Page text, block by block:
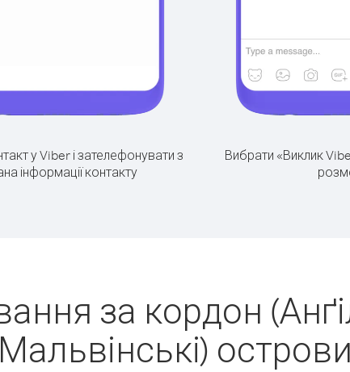
у Viber і зателефонувати з
інформації контакту
Вибрати «Виклик
за кордон